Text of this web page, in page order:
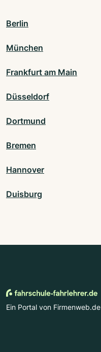
Berlin
München
Frankfurt am Main
Düsseldorf
Dortmund
Bremen
Hannover
Duisburg
Ein Portal von Firmenweb.de